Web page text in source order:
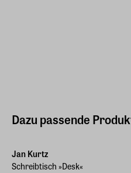
Dazu passende
Jan Kurtz
Schreibtisch »Desk«